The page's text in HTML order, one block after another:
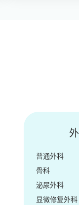
普通外科
骨科
泌尿外科
显微修复外科